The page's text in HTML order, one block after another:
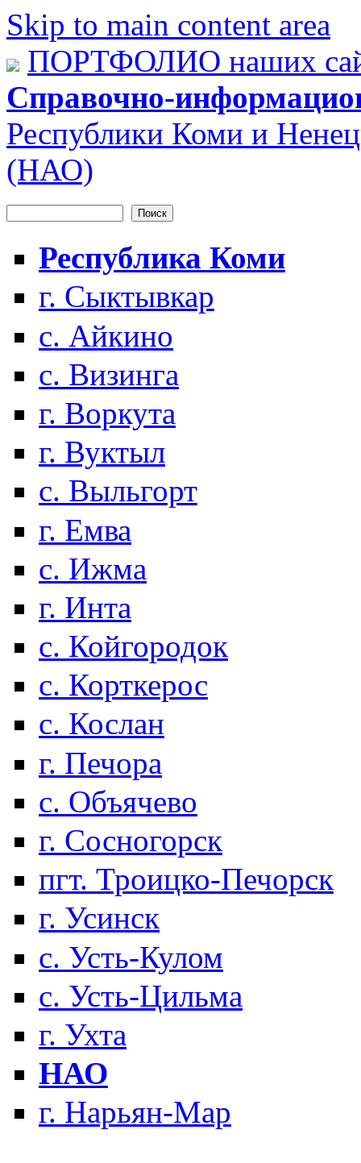
Skip to main content area
ПОРТФОЛИО наших
Справочно-
Республики Коми и
(НАО)
Форма поиска
Республика Коми
г. Сыктывкар
с. Айкино
с. Визинга
г. Воркута
г. Вуктыл
с. Выльгорт
г. Емва
с. Ижма
г. Инта
с. Койгородок
с. Корткерос
с. Кослан
г. Печора
с. Объячево
г. Сосногорск
пгт. Троицко-Печорск
г. Усинск
с. Усть-Кулом
с. Усть-Цильма
г. Ухта
НАО
г. Нарьян-Мар